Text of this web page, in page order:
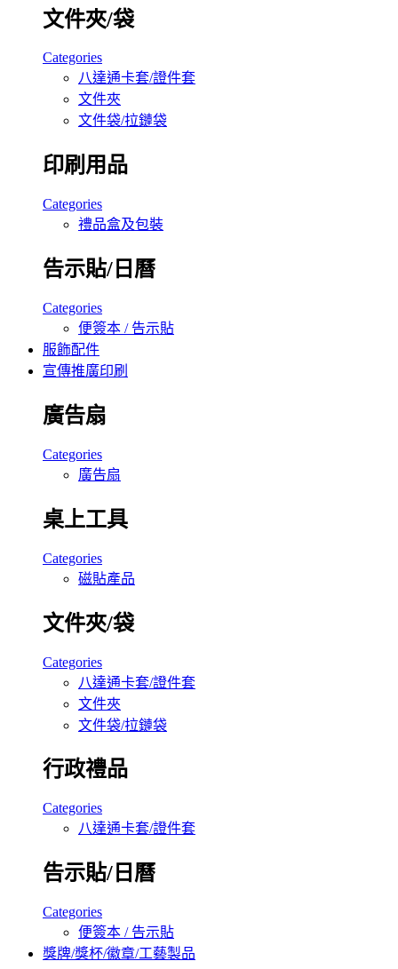
文件夾/袋
Categories
八達通卡套/證件套
文件夾
文件袋/拉鏈袋
印刷用品
Categories
禮品盒及包裝
告示貼/日曆
Categories
便簽本 / 告示貼
服飾配件
宣傳推廣印刷
廣告扇
Categories
廣告扇
桌上工具
Categories
磁貼產品
文件夾/袋
Categories
八達通卡套/證件套
文件夾
文件袋/拉鏈袋
行政禮品
Categories
八達通卡套/證件套
告示貼/日曆
Categories
便簽本 / 告示貼
獎牌/獎杯/徽章/工藝製品